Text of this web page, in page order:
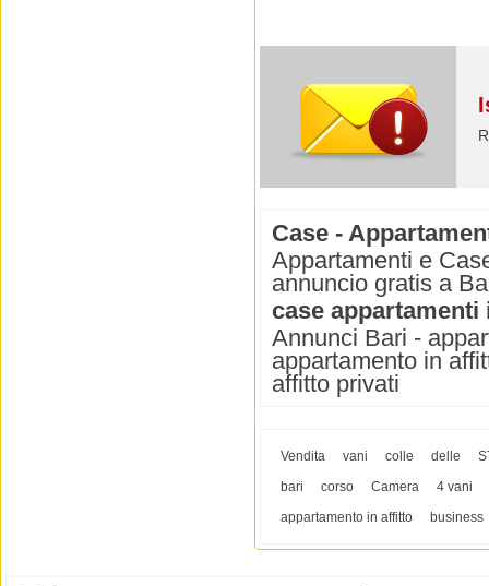
Case -
Appartamenti e
annuncio gratis a
case appartamenti
Annunci Bari -
appartamento in
affitto privati
Vendita vani colle delle
bari
corso Camera
4 vani
appartamento in affitto
business